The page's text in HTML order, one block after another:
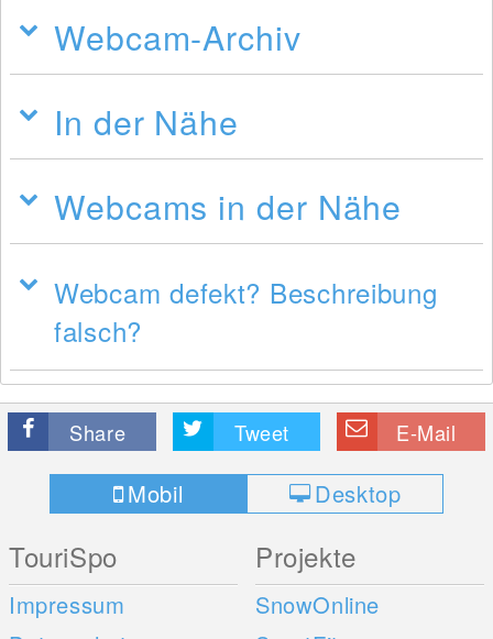
Webcam-Archiv
In der Nähe
Webcams in der Nähe
Webcam defekt? Beschreibung
falsch?
Share Tweet E-Mail
Mobil Desktop
TouriSpo
Impressum
Projekte
SnowOnline